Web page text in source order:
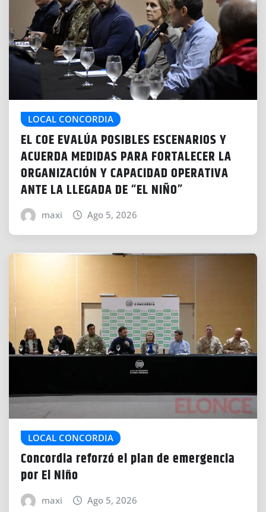
LOCAL CONCORDIA
EL COE EVALÚA POSIBLES ESCENARIOS Y
ACUERDA MEDIDAS PARA FORTALECER LA
ORGANIZACIÓN Y CAPACIDAD OPERATIVA
ANTE LA LLEGADA DE “EL NIÑO”
maxi Ago 5, 2026
LOCAL CONCORDIA
Concordia reforzó el plan de emergencia
por El Niño
maxi Ago 5, 2026